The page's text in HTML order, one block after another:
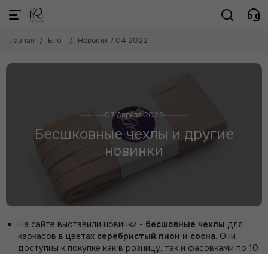
Главная Блог Новости 7.04.2022
07 Апреля 2022
Бесшковные чехлы и другие
новинки
На сайте выставили новинки - бесшовные чехлы для
каркасов в цветах серебристый пион и сосна. Они
доступны к покупке как в розницу, так и фасовками по 10